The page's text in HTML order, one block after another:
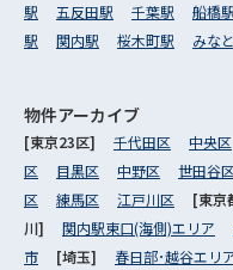
駅
五反田駅 千葉駅 船橋駅
駅
関内駅 桜木町駅 みな
物件アーカイブ
[東京23区] 千代田区 中央区
区
目黒区 中野区 世田谷区
区
練馬区 江戸川区 [東
川] 関内駅東口(海側)エリア
市
[埼玉] 春日部･越谷エリ